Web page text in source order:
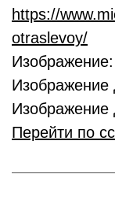
https://
otraslevoy/
Изображение:
Изображение
Перейти по